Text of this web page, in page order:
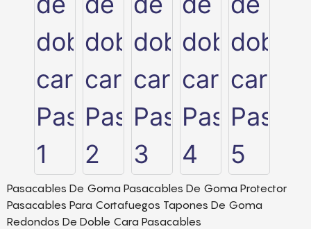
Pasacables De Goma Pasacables De Goma Protector
Pasacables Para Cortafuegos Tapones De Goma
Redondos De Doble Cara Pasacables